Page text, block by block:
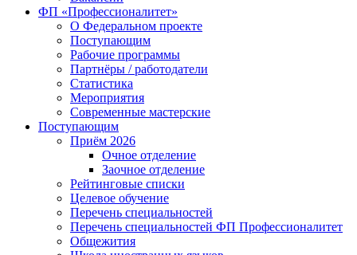
ФП «Профессионалитет»
О Федеральном проекте
Поступающим
Рабочие программы
Партнёры / работодатели
Статистика
Мероприятия
Современные мастерские
Поступающим
Приём 2026
Очное отделение
Заочное отделение
Рейтинговые списки
Целевое обучение
Перечень специальностей
Перечень специальностей ФП Профессионалитет
Общежития